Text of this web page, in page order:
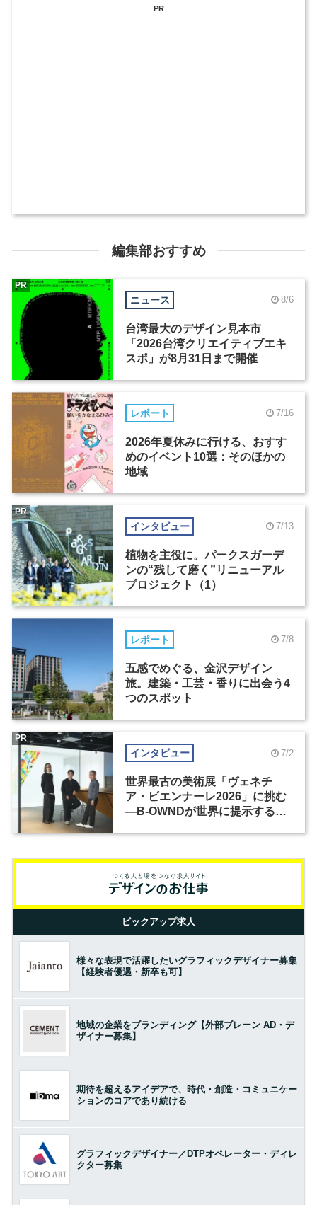
PR
編集部おすすめ
ニュース 8/6
台湾最大のデザイン見本市
「2026台湾クリエイティブエキ
スポ」が8月31日まで開催
PR
レポート 7/16
2026年夏休みに行ける、おすす
めのイベント10選：そのほかの
地域
インタビュー 7/13
植物を主役に。パークスガーデ
ンの“残して磨く”リニューアル
プロジェクト（1）
PR
レポート 7/8
五感でめぐる、金沢デザイン
旅。建築・工芸・香りに出会う4
つのスポット
インタビュー 7/2
世界最古の美術展「ヴェネチ
ア・ビエンナーレ2026」に挑む
―B-OWNDが世界に提示する美
PR
ピックアップ求人
様々な表現で活躍したいグラフィックデザイナー募集
【経験者優遇・新卒も可】
地域の企業をブランディング【外部ブレーン AD・デ
ザイナー募集】
期待を超えるアイデアで、時代・創造・コミュニケー
ションのコアであり続ける
グラフィックデザイナー／DTPオペレーター・ディレ
クター募集